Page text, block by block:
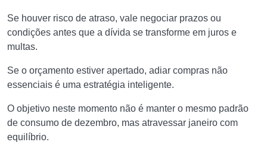
Se houver risco de atraso, vale negociar prazos ou
condições antes que a dívida se transforme em juros e
multas.
Se o orçamento estiver apertado, adiar compras não
essenciais é uma estratégia inteligente.
O objetivo neste momento não é manter o mesmo padrão
de consumo de dezembro, mas atravessar janeiro com
equilíbrio.